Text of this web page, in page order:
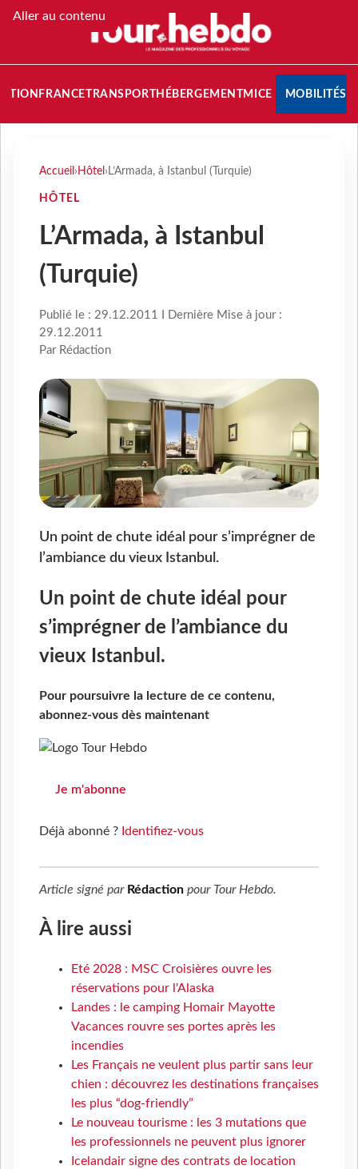
Aller au contenu
FRANCETRANSPORT HÉBERGEMENTMICE MOBILITÉS
Accueil › Hôtel › L’Armada, à Istanbul (Turquie)
HÔTEL
L’Armada, à Istanbul
(Turquie)
Publié le : 29.12.2011 I Dernière Mise à jour :
29.12.2011
Par Rédaction
Un point de chute idéal pour s’imprégner de
l’ambiance du vieux Istanbul.
Un point de chute idéal pour
s’imprégner de l’ambiance du
vieux Istanbul.
Pour poursuivre la lecture de ce contenu,
abonnez-vous dès maintenant
Je m'abonne
Déjà abonné ? Identifiez-vous
Article signé par Rédaction pour Tour Hebdo.
À lire aussi
Eté 2028 : MSC Croisières ouvre les
réservations pour l'Alaska
Landes : le camping Homair Mayotte
Vacances rouvre ses portes après les
incendies
Les Français ne veulent plus partir sans leur
chien : découvrez les destinations françaises
les plus “dog-friendly”
Le nouveau tourisme : les 3 mutations que
les professionnels ne peuvent plus ignorer
Icelandair signe des contrats de location